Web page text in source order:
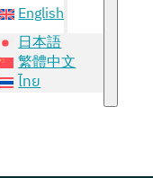
English
日本語
繁體中文
ไทย